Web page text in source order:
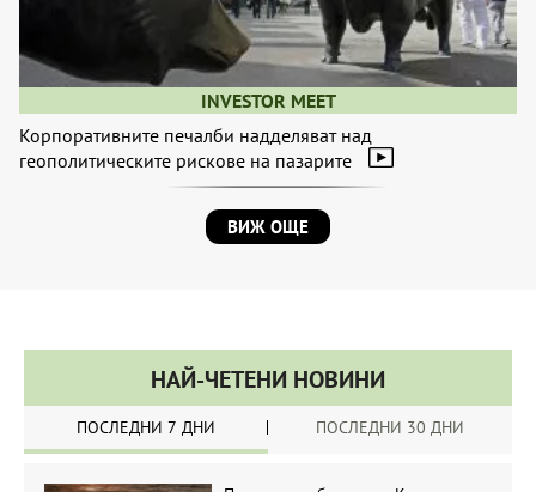
INVESTOR MEET
Корпоративните печалби надделяват над
геополитическите рискове на пазарите
ВИЖ ОЩЕ
НАЙ-ЧЕТЕНИ НОВИНИ
ПОСЛЕДНИ 7 ДНИ ПОСЛЕДНИ 30 ДНИ